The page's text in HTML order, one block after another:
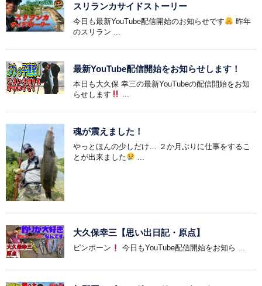
スリランカサイドストーリー
今日も最新YouTube配信開始のお知らせです
昨年
のスリラン ...
最新YouTube配信開始をお知らせします！
本日も大久保 幸三の最新YouTubeの配信開始をお知
らせします
魂が震えました！
やっとほんの少しだけ… ２か月ぶりに仕事をするこ
とが出来ました
大久保幸三【思い出日記・原点】
ピンポーン 今日もYouTube配信開始をお知ら ...